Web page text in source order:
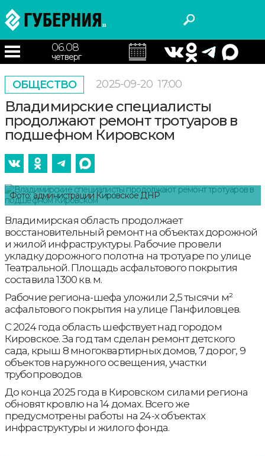
06.08
четверг
ОБЩЕСТВО 2025-09-20 17:00
Владимирские специалисты
продолжают ремонт тротуаров в
подшефном Кировском
Фото: администрации Кировское ДНР
Владимирская область продолжает
восстановительный ремонт на объектах дорожной
и жилой инфраструктуры. Рабочие провели
укладку дорожного полотна на тротуаре по улице
Театральной. Площадь асфальтового покрытия
составила 1300 кв. м.
Рабочие региона-шефа уложили 2,5 тысячи м²
асфальтового покрытия на улице Панфиловцев.
С 2024 года область шефствует над городом
Кировское. За год там сделан ремонт детского
сада, крыш 8 многоквартирных домов, 7 дорог, 9
объектов наружного освещения, участки
трубопроводов.
До конца 2025 года в Кировском силами региона
обновят кровлю на 14 домах. Всего же
предусмотрены работы на 24-х объектах
инфраструктуры и жилого фонда.